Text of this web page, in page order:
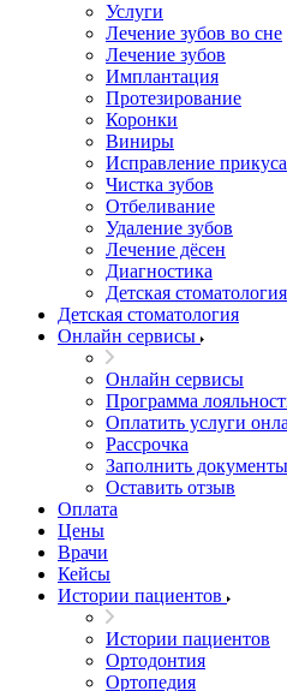
Услуги
Лечение зубов во сне
Лечение зубов
Имплантация
Протезирование
Коронки
Виниры
Исправление прикуса
Чистка зубов
Отбеливание
Удаление зубов
Лечение дёсен
Диагностика
Детская стоматология
Детская стоматология
Онлайн сервисы
Онлайн сервисы
Программа
Оплатить услуги
Рассрочка
Заполнить
Оставить отзыв
Оплата
Цены
Врачи
Кейсы
Истории пациентов
Истории пациентов
Ортодонтия
Ортопедия